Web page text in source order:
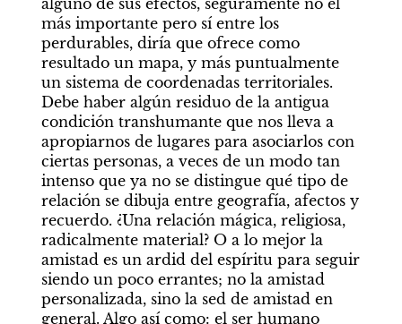
alguno de sus efectos, seguramente no el
más importante pero sí entre los
perdurables, diría que ofrece como
resultado un mapa, y más puntualmente
un sistema de coordenadas territoriales.
Debe haber algún residuo de la antigua
condición transhumante que nos lleva a
apropiarnos de lugares para asociarlos con
ciertas personas, a veces de un modo tan
intenso que ya no se distingue qué tipo de
relación se dibuja entre geografía, afectos y
recuerdo. ¿Una relación mágica, religiosa,
radicalmente material? O a lo mejor la
amistad es un ardid del espíritu para seguir
siendo un poco errantes; no la amistad
personalizada, sino la sed de amistad en
general. Algo así como: el ser humano